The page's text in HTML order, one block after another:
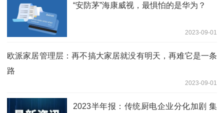
“安防茅”海康威视，最惧怕的是华为？
2023-09-01
欧派家居管理层：再不搞大家居就没有明天，再难它是一条
路
2023-09-01
2023半年报：传统厨电企业分化加剧 集